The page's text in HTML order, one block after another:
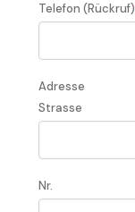
Telefon (Rückruf)
Adresse
Strasse
Nr.